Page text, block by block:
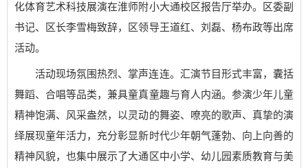
化体育艺术科技展演在淮师附小大通校区报告厅举办。区委副
书记、区长李雪梅致辞，区领导王道红、刘磊、杨布政等出席
活动。
活动现场氛围热烈、掌声连连。汇演节目形式丰富，囊括
舞蹈、合唱等品类，兼具童真童趣与育人内涵。参演少年儿童
精神饱满、风采盎然，以灵动的舞姿、嘹亮的歌声、真挚的演
绎展现童年活力，充分彰显新时代少年朝气蓬勃、向上向善的
精神风貌，也集中展示了大通区中小学、幼儿园素质教育与美